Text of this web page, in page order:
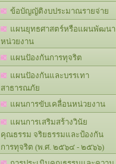
ข้อบัญญัติงบประมาณรายจ่าย
แผนยุทธศาสตร์หรือแผนพัฒนา
หน่วยงาน
แผนปัองกันการทุจริต
แผนปัองกันและบรรเทา
สาธารณภัย
แผนการขับเคลื่อนหน่วยงาน
แผนการเสริมสร้างวินัย
คุณธรรม จริยธรรมและป้องกัน
การทุจริต (พ.ศ. ๒๕๖๔ - ๒๕๖๖)